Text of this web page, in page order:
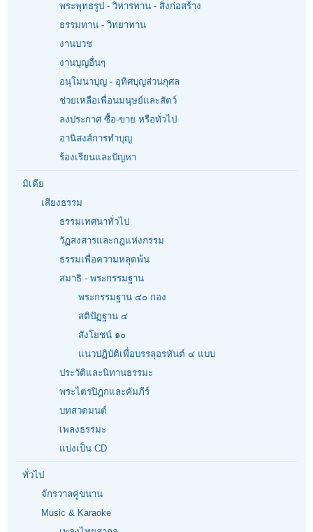
พระพุทธรูป - วิหารทาน - สิ่งก่อสร้าง
ธรรมทาน - วิทยาทาน
งานบวช
งานบุญอื่นๆ
อนุโมนาบุญ - อุทิศบุญส่วนกุศล
ช่วยเหลือเพื่อนมนุษย์และสัตว์
ลงประกาศ ซื้อ-ขาย หรือทั่วไป
อานิสงส์การทำบุญ
ร้องเรียนและปัญหา
มิเดีย
เสียงธรรม
ธรรมเทศนาทั่วไป
วัฏสงสารและกฎแห่งกรรม
ธรรมเพื่อความหลุดพ้น
สมาธิ - พระกรรมฐาน
พระกรรมฐาน ๔๐ กอง
สติปัฏฐาน ๔
สังโยชน์ ๑๐
แนวปฏิบัติเพื่อบรรลุอรหันต์ ๔ แบบ
ประวัติและนิทานธรรมะ
พระไตรปิฎกและคัมภีร์
บทสวดมนต์
เพลงธรรมะ
แบ่งเป็น CD
ทั่วไป
จักรวาลคู่ขนาน
Music & Karaoke